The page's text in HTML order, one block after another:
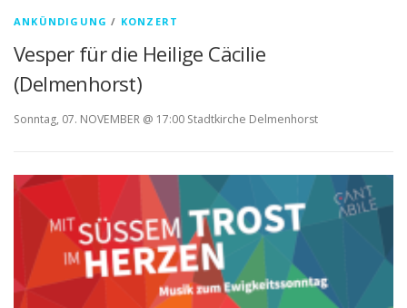
ANKÜNDIGUNG / KONZERT
Vesper für die Heilige Cäcilie
(Delmenhorst)
Sonntag, 07. NOVEMBER @ 17:00 Stadtkirche Delmenhorst